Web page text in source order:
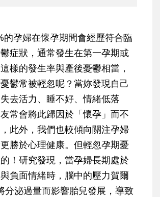
的孕婦在懷孕期間會經歷符合臨
症狀，通常發生在第一孕期或
樣的發生率與產後憂鬱相當，
鬱常被輕忽呢？當妳發現自己
去活力、睡不好、情緒低落
常會將此歸因於「懷孕」而不
此外，我們也較傾向關注孕婦
勝於心理健康。但輕忽孕期憂
！研究發現，當孕婦長期處於
負面情緒時，腦中的壓力賀爾
泌過量而影響胎兒發展，導致